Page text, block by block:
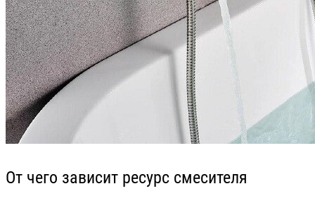
От чего зависит ресурс смесителя